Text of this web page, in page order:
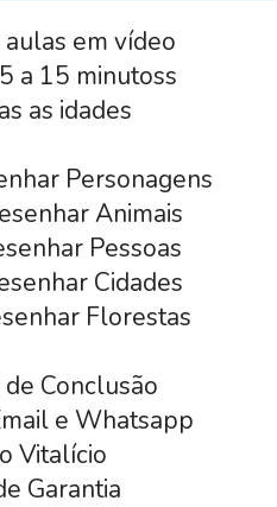
em vídeo
a 15 minutoss
as idades
Personagens
Animais
Pessoas
Cidades
Florestas
Conclusão
e Whatsapp
Vitalício
Garantia